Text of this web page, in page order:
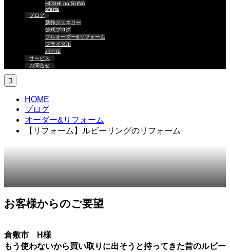
HOSHI no SUNA
oferta
ブログ
新作ジュエリー
公式ブログ
フルオーダー&リフォーム
ブライダル
パール
サービス
お問合せ

HOME
ブログ
オーダー&リフォーム
【リフォーム】ルビーリングのリフォーム
お客様からのご要望
倉敷市 H様
もう使わないから買い取りに出そうと持ってきた昔のルビー